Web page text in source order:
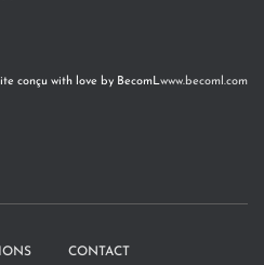
conçu with love by BecomLwww.becoml.com
CONTACT